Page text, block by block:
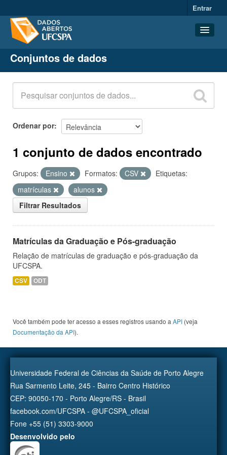
Entrar
Conjuntos de dados
Organizações
Grupos
Sobre
Conjuntos de dados
Ordenar por
1 conjunto de dados encontrado
Grupos: Ensino Formatos: CSV
Etiquetas:
matrículas
alunos
Filtrar Resultados
Matrículas da Graduação e Pós-graduação
Relação de matrículas de graduação e pós-graduação da
UFCSPA.
CSV ODT
Você também pode ter acesso a esses registros usando a API (veja
Documentação da API).
Universidade Federal de Ciências da Saúde de Porto Alegre
Rua Sarmento Leite, 245 - Bairro Centro Histórico
CEP: 90050-170 - Porto Alegre/RS - Brasil
facebook.com/UFCSPA - @UFCSPA_oficial
Fone +55 (51) 3303-9000
Desenvolvido pelo